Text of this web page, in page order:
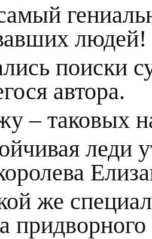
людей!
поиски
автора.
– таковых
леди
же